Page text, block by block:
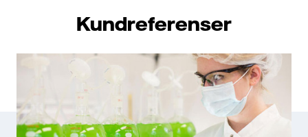
Kundreferenser